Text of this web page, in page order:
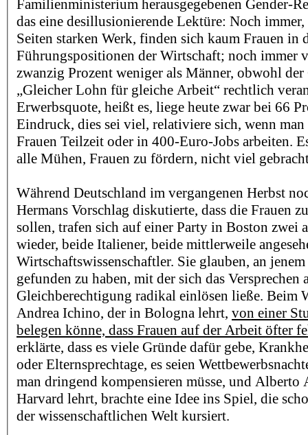
Familienministerium herausgegebenen Gender-
das eine desillusionierende Lektüre: Noch
Seiten starken Werk, finden sich kaum Frauen in
Führungspositionen der Wirtschaft; noch immer
zwanzig Prozent weniger als Männer, obwohl der
„Gleicher Lohn für gleiche Arbeit“ rechtlich
Erwerbsquote, heißt es, liege heute zwar bei 66
Eindruck, dies sei viel, relativiere sich, wenn man
Frauen Teilzeit oder in 400-Euro-Jobs arbeiten.
alle Mühen, Frauen zu fördern, nicht viel
Während Deutschland im vergangenen Herbst
Hermans Vorschlag diskutierte, dass die Frauen
sollen, trafen sich auf einer Party in Boston zwei
wieder, beide Italiener, beide mittlerweile
Wirtschaftswissenschaftler. Sie glauben, an
gefunden zu haben, mit der sich das Versprechen
Gleichberechtigung radikal einlösen ließe. Beim
Andrea Ichino, der in Bologna lehrt, von einer
belegen könne, dass Frauen auf der Arbeit öfter
erklärte, dass es viele Gründe dafür gebe,
oder Elternsprechtage, es seien
man dringend kompensieren müsse, und Alberto
Harvard lehrt, brachte eine Idee ins Spiel, die
der wissenschaftlichen Welt kursiert.